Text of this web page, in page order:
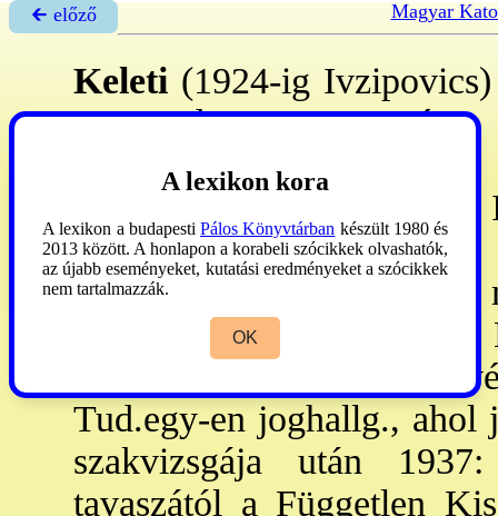
🡰 előző Magyar
Keleti (1924-ig Ivzipovics)
1904. dec. 10. – Pécs,
képviselő. –
főmozdonyvezető;
1931–: Varga
1923: éretts., családi
Bulgáriában, Töröko-
1927: hazatérte után
Tud.egy-en joghallg., ahol
szakvizsgája után
tavaszától a Független
A lexikon kora
A lexikon a budapesti Pálos Könyvtárban készült 1980 és
2013 között. A honlapon a korabeli szócikkek olvashatók,
az újabb eseményeket, kutatási eredményeket a szócikkek
nem tartalmazzák.
OK